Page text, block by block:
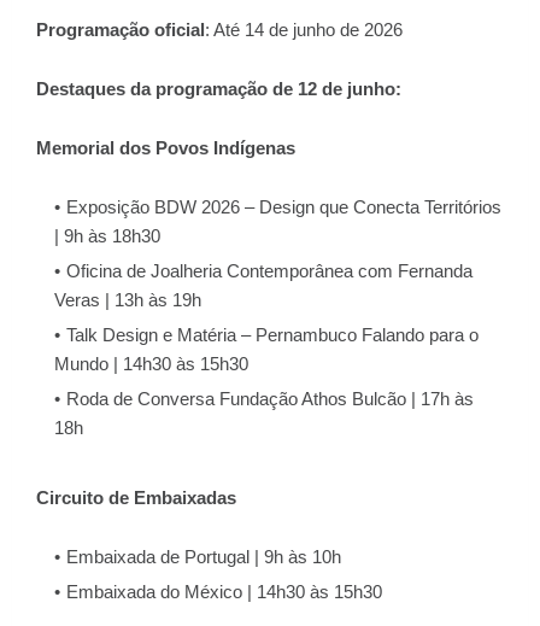
Programação oficial: Até 14 de junho de 2026
Destaques da programação de 12 de junho:
Memorial dos Povos Indígenas
Exposição BDW 2026 – Design que Conecta Territórios
| 9h às 18h30
Oficina de Joalheria Contemporânea com Fernanda
Veras | 13h às 19h
Talk Design e Matéria – Pernambuco Falando para o
Mundo | 14h30 às 15h30
Roda de Conversa Fundação Athos Bulcão | 17h às
18h
Circuito de Embaixadas
Embaixada de Portugal | 9h às 10h
Embaixada do México | 14h30 às 15h30